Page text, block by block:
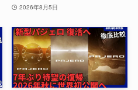
2026年8月5日